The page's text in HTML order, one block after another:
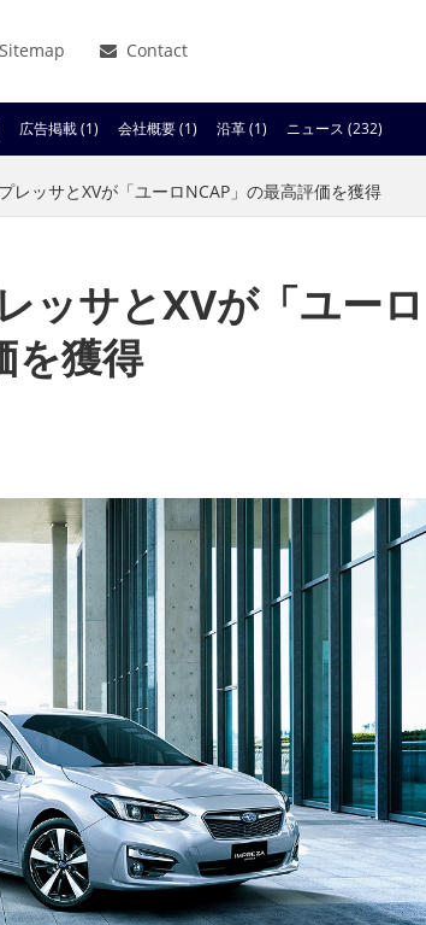
Sitemap Contact
広告掲載 (1) 会社概要 (1) 沿革 (1) ニュース (232)
レッサとXVが「ユーロNCAP」の最高評価を獲得
ッサとXVが「ユーロ
を獲得